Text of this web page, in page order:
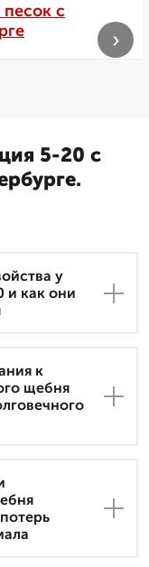
с
›
5-20 с
у
и как они
к
щебня